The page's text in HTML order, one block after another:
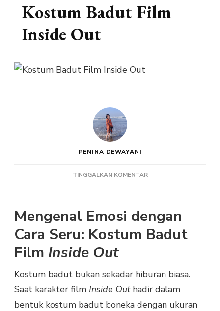
Kostum Badut Film
Inside Out
PENINA DEWAYANI
TINGGALKAN KOMENTARPADA
INSIDE
OUT
Mengenal Emosi dengan
Cara Seru: Kostum Badut
Film Inside Out
Kostum badut bukan sekadar hiburan biasa.
Saat karakter film Inside Outhadir dalam
bentuk kostum badut boneka dengan ukuran